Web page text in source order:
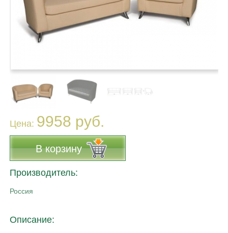
Цена: 9958 руб.
В корзину
Производитель:
Россия
Описание: